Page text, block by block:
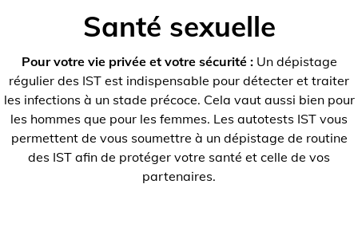
Santé sexuelle
Pour votre vie privée et votre sécurité :Un dépistage
régulier des IST est indispensable pour détecter et traiter
les infections à un stade précoce. Cela vaut aussi bien pour
les hommes que pour les femmes. Les autotests IST vous
permettent de vous soumettre à un dépistage de routine
des IST afin de protéger votre santé et celle de vos
partenaires.